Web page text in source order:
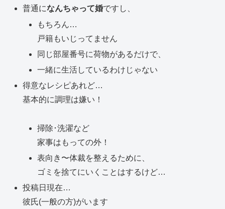
普通になんちゃって婚ですし、
もちろん…
戸籍もいじってません
同じ部屋番号に荷物があるだけで、
一緒に生活しているわけじゃない
得意なレシピあれど…
基本的に調理は嫌い！
掃除･洗濯など
家事はもっての外！
表向き〜体裁を整えるために、
ゴミを捨てにいくことはするけど…
投稿日現在…
彼氏(一般の方)がいます